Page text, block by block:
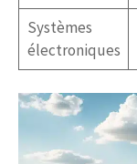
Systèmes
électroniques